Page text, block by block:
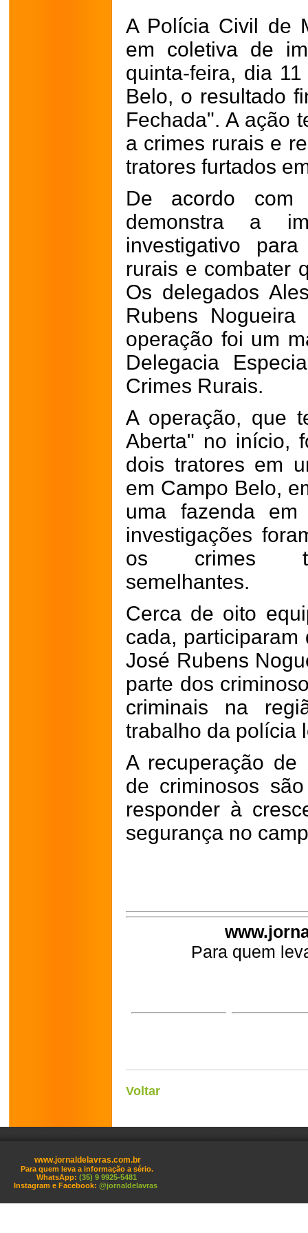
A Polícia Civil de
em coletiva de
quinta-feira, dia
Belo, o resultado
Fechada". A ação
a crimes rurais e
tratores furtados
De acordo
demonstra a
investigativo
rurais e combater
Os delegados
Rubens
operação foi um
Delegacia
Crimes Rurais.
A operação, que
Aberta" no início,
dois tratores em
em Campo Belo,
uma fazenda
investigações
os crimes
semelhantes.
Cerca de oito
cada,
José Rubens
parte dos
criminais na
trabalho da polícia
A recuperação
de criminosos
responder à
segurança no
Para quem
Voltar
www.jornaldelavras.com.br
Para quem leva a informação a sério.
WhatsApp: (35) 9 9925-5481
Instagram e Facebook: @jornaldelavras